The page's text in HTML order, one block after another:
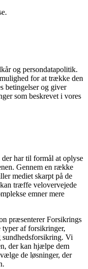
og persondatapolitik.
for at trække den
betingelser og giver
som beskrevet i vores
har til formål at oplyse
Gennem en række
mediet skarpt på de
træffe velovervejede
emner mere
præsenterer Forsikrings
af forsikringer,
Vi
der kan hjælpe dem
de løsninger, der